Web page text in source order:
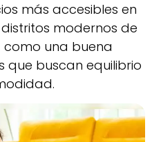
más accesibles en
modernos de
como una buena
buscan equilibrio